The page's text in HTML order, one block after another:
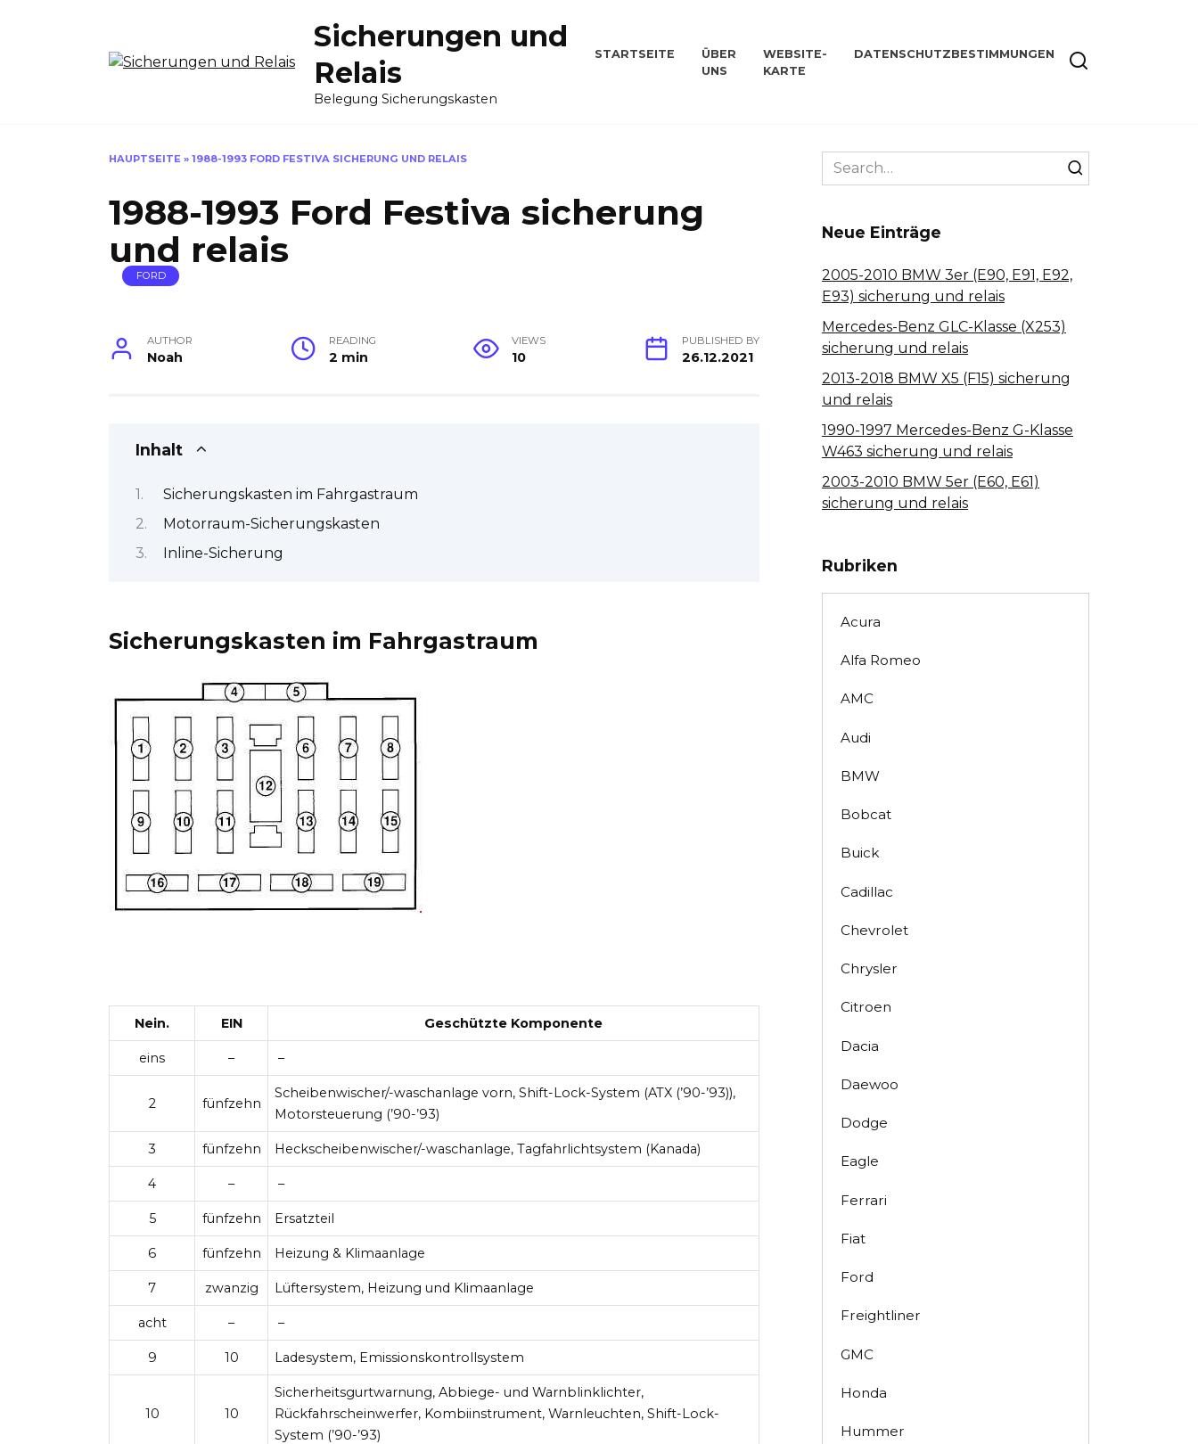
Sicherungen und
Relais
Belegung Sicherungskasten
STARTSEITE
ÜBER
UNS
WEBSITE-
KARTE
DATENSCHUTZBESTIMMUNGEN
HAUPTSEITE » 1988-1993 FORD FESTIVA SICHERUNG UND RELAIS
1988-1993 Ford Festiva sicherung
und relais
FORD
AUTHOR
Noah
READING
2 min
VIEWS
10
PUBLISHED BY
26.12.2021
Inhalt
Sicherungskasten im Fahrgastraum
Motorraum-Sicherungskasten
Inline-Sicherung
Sicherungskasten im Fahrgastraum
Nein. EIN Geschützte Komponente
eins – –
2 fünfzehn
Scheibenwischer/-waschanlage vorn, Shift-Lock-System (ATX (’90-’93)),
Motorsteuerung (’90-’93)
3 fünfzehn Heckscheibenwischer/-waschanlage, Tagfahrlichtsystem (Kanada)
4 – –
5 fünfzehn Ersatzteil
6 fünfzehn Heizung & Klimaanlage
7 zwanzig Lüftersystem, Heizung und Klimaanlage
acht – –
9 10 Ladesystem, Emissionskontrollsystem
10 10
Sicherheitsgurtwarnung, Abbiege- und Warnblinklichter,
Rückfahrscheinwerfer, Kombiinstrument, Warnleuchten, Shift-Lock-
System (’90-’93)
Search
for:
Neue Einträge
2005-2010 BMW 3er (E90, E91, E92,
E93) sicherung und relais
Mercedes-Benz GLC-Klasse (X253)
sicherung und relais
2013-2018 BMW X5 (F15) sicherung
und relais
1990-1997 Mercedes-Benz G-Klasse
W463 sicherung und relais
2003-2010 BMW 5er (E60, E61)
sicherung und relais
Rubriken
Acura
Alfa Romeo
AMC
Audi
BMW
Bobcat
Buick
Cadillac
Chevrolet
Chrysler
Citroen
Dacia
Daewoo
Dodge
Eagle
Ferrari
Fiat
Ford
Freightliner
GMC
Honda
Hummer